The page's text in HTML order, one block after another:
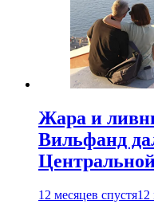
Жара и
Вильфанд
12 месяцев спустя12